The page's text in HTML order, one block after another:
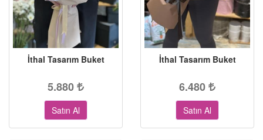
İthal Tasarım Buket
5.880
Satın Al
İthal Tasarım Buket
6.480
Satın Al